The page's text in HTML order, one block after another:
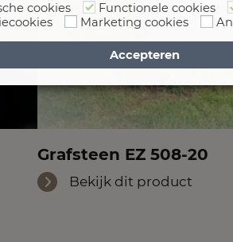
Grafsteen EZ 508-20
Bekijk dit product
cookies
Functionele cookies
Marketing cookies
Accepteren